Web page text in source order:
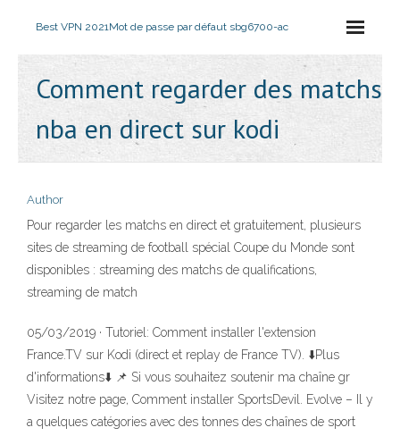
Best VPN 2021Mot de passe par défaut sbg6700-ac
Comment regarder des matchs
nba en direct sur kodi
Author
Pour regarder les matchs en direct et gratuitement, plusieurs
sites de streaming de football spécial Coupe du Monde sont
disponibles : streaming des matchs de qualifications,
streaming de match
05/03/2019 · Tutoriel: Comment installer l'extension
France.TV sur Kodi (direct et replay de France TV). ⬇️Plus
d'informations⬇️ 📌 Si vous souhaitez soutenir ma chaîne gr
Visitez notre page, Comment installer SportsDevil. Evolve – Il y
a quelques catégories avec des tonnes des chaînes de sport